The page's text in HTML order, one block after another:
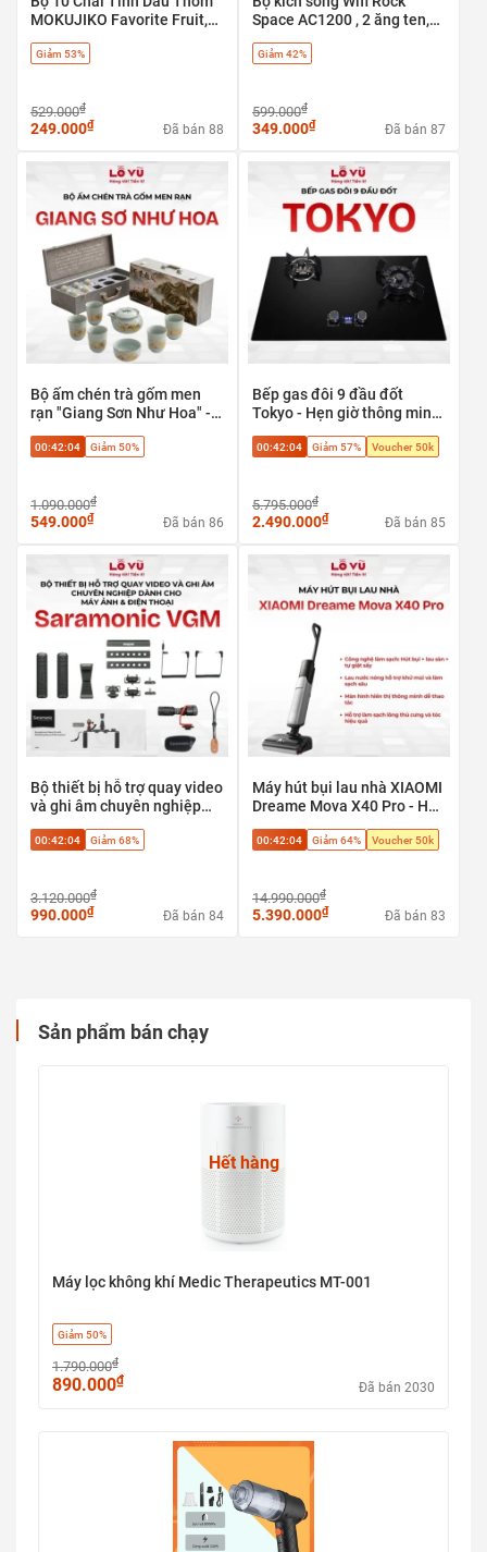
MOKUJIKO Favorite Fruit,
mùi
Giảm 53%
529.000₫
249.000₫ Đã bán 88
Space AC1200 , 2 ăng ten,
cổng LAN
Giảm 42%
599.000₫
349.000₫ Đã bán 87
Bộ ấm chén trà gốm men
rạn "Giang Sơn Như Hoa" -
cao cấp
00:42:03 Giảm 50%
1.090.000₫
549.000₫ Đã bán 86
Bếp gas đôi 9 đầu đốt
Tokyo - Hẹn giờ thông minh,
00:42:03 Giảm 57% Voucher 50k
5.795.000₫
2.490.000₫ Đã bán 85
Bộ thiết bị hỗ trợ quay video
và ghi âm chuyên nghiệp
máy ảnh & điện thoại
00:42:03 Giảm 68%
3.120.000₫
990.000₫ Đã bán 84
Máy hút bụi lau nhà XIAOMI
Dreame Mova X40 Pro - Hút
Phù hợp sàn gạch, sàn gỗ,
00:42:03 Giảm 64% Voucher 50k
14.990.000₫
5.390.000₫ Đã bán 83
Sản phẩm bán chạy
Hết hàng
Máy lọc không khí Medic Therapeutics MT-001
Giảm 50%
1.790.000₫
890.000₫ Đã bán 2030